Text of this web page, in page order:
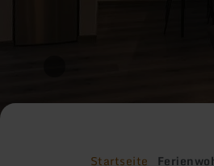
Startseite